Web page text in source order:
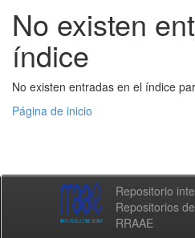
No existen
índice
No existen entradas en el índice
Página de inicio
Repositorio
Repositorios
RRAAE